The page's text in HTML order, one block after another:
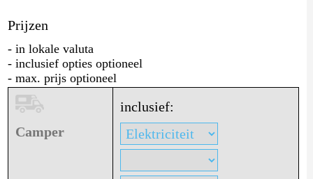
Prijzen
- in lokale valuta
- inclusief opties optioneel
- max. prijs optioneel
Camper
inclusief: